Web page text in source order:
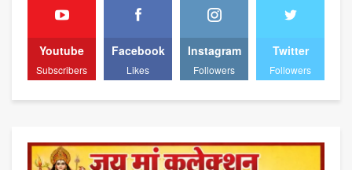
Youtube
Subscribers
Facebook
Likes
Instagram
Followers
Twitter
Followers